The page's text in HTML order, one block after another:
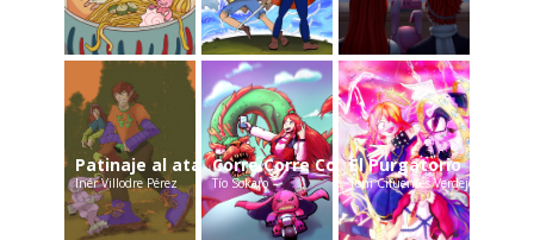
Patinaje al atardecer
Inér Villodre Pérez
Corre Corre Corrreee
Tío Sokaro
El Purgatorio
Toni Cifuentes Verdejo